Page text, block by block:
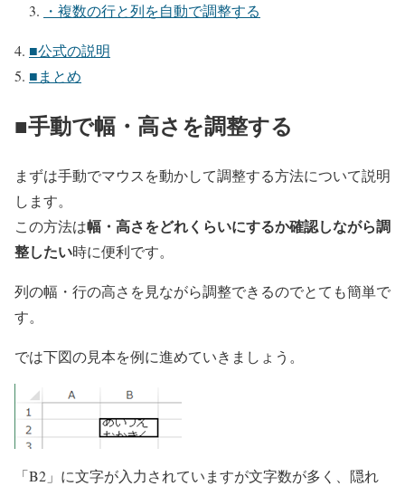
・複数の行と列を自動で調整する
■公式の説明
■まとめ
■手動で幅・高さを調整する
まずは手動でマウスを動かして調整する方法について説明
します。
この方法は幅・高さをどれくらいにするか確認しながら調
整したい時に便利です。
列の幅・行の高さを見ながら調整できるのでとても簡単で
す。
では下図の見本を例に進めていきましょう。
「B2」に文字が入力されていますが文字数が多く、隠れ